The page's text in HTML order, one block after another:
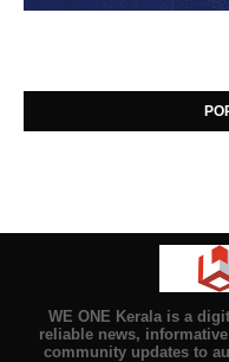
WE ONE Kerala is a
reliable news,
community updates to